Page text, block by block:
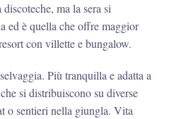
ma la sera si
ed è quella che offre maggior
con villette e bungalow.
Più tranquilla e adatta a
si distribuiscono su diverse
o sentieri nella giungla. Vita